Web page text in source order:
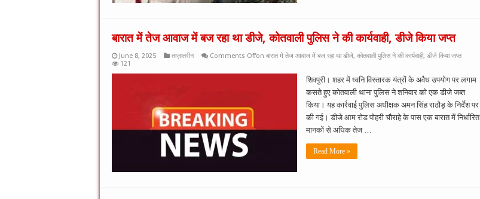
बारात में तेज आवाज में बज रहा था डीजे, कोतवाली पुलिस ने की कार्यवाही, डीजे किया जप्त
June 8, 2025 ताज़ातरीन Comments Offon बारात में तेज आवाज में बज रहा था डीजे, कोतवाली पुलिस ने की कार्यवाही, डीजे किया जप्त
121
शिवपुरी। शहर में ध्वनि विस्तारक यंत्रों के अवैध उपयोग पर लगाम
कसते हुए कोतवाली थाना पुलिस ने शनिवार को एक डीजे जब्त
किया। यह कार्रवाई पुलिस अधीक्षक अमन सिंह राठौड़ के निर्देश पर
की गई। डीजे आम रोड पोहरी चौराहे के पास एक बारात में निर्धारित
मानकों से अधिक तेज …
Read More »